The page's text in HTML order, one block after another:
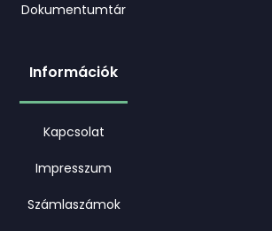
Dokumentumtár
Információk
Kapcsolat
Impresszum
Számlaszámok